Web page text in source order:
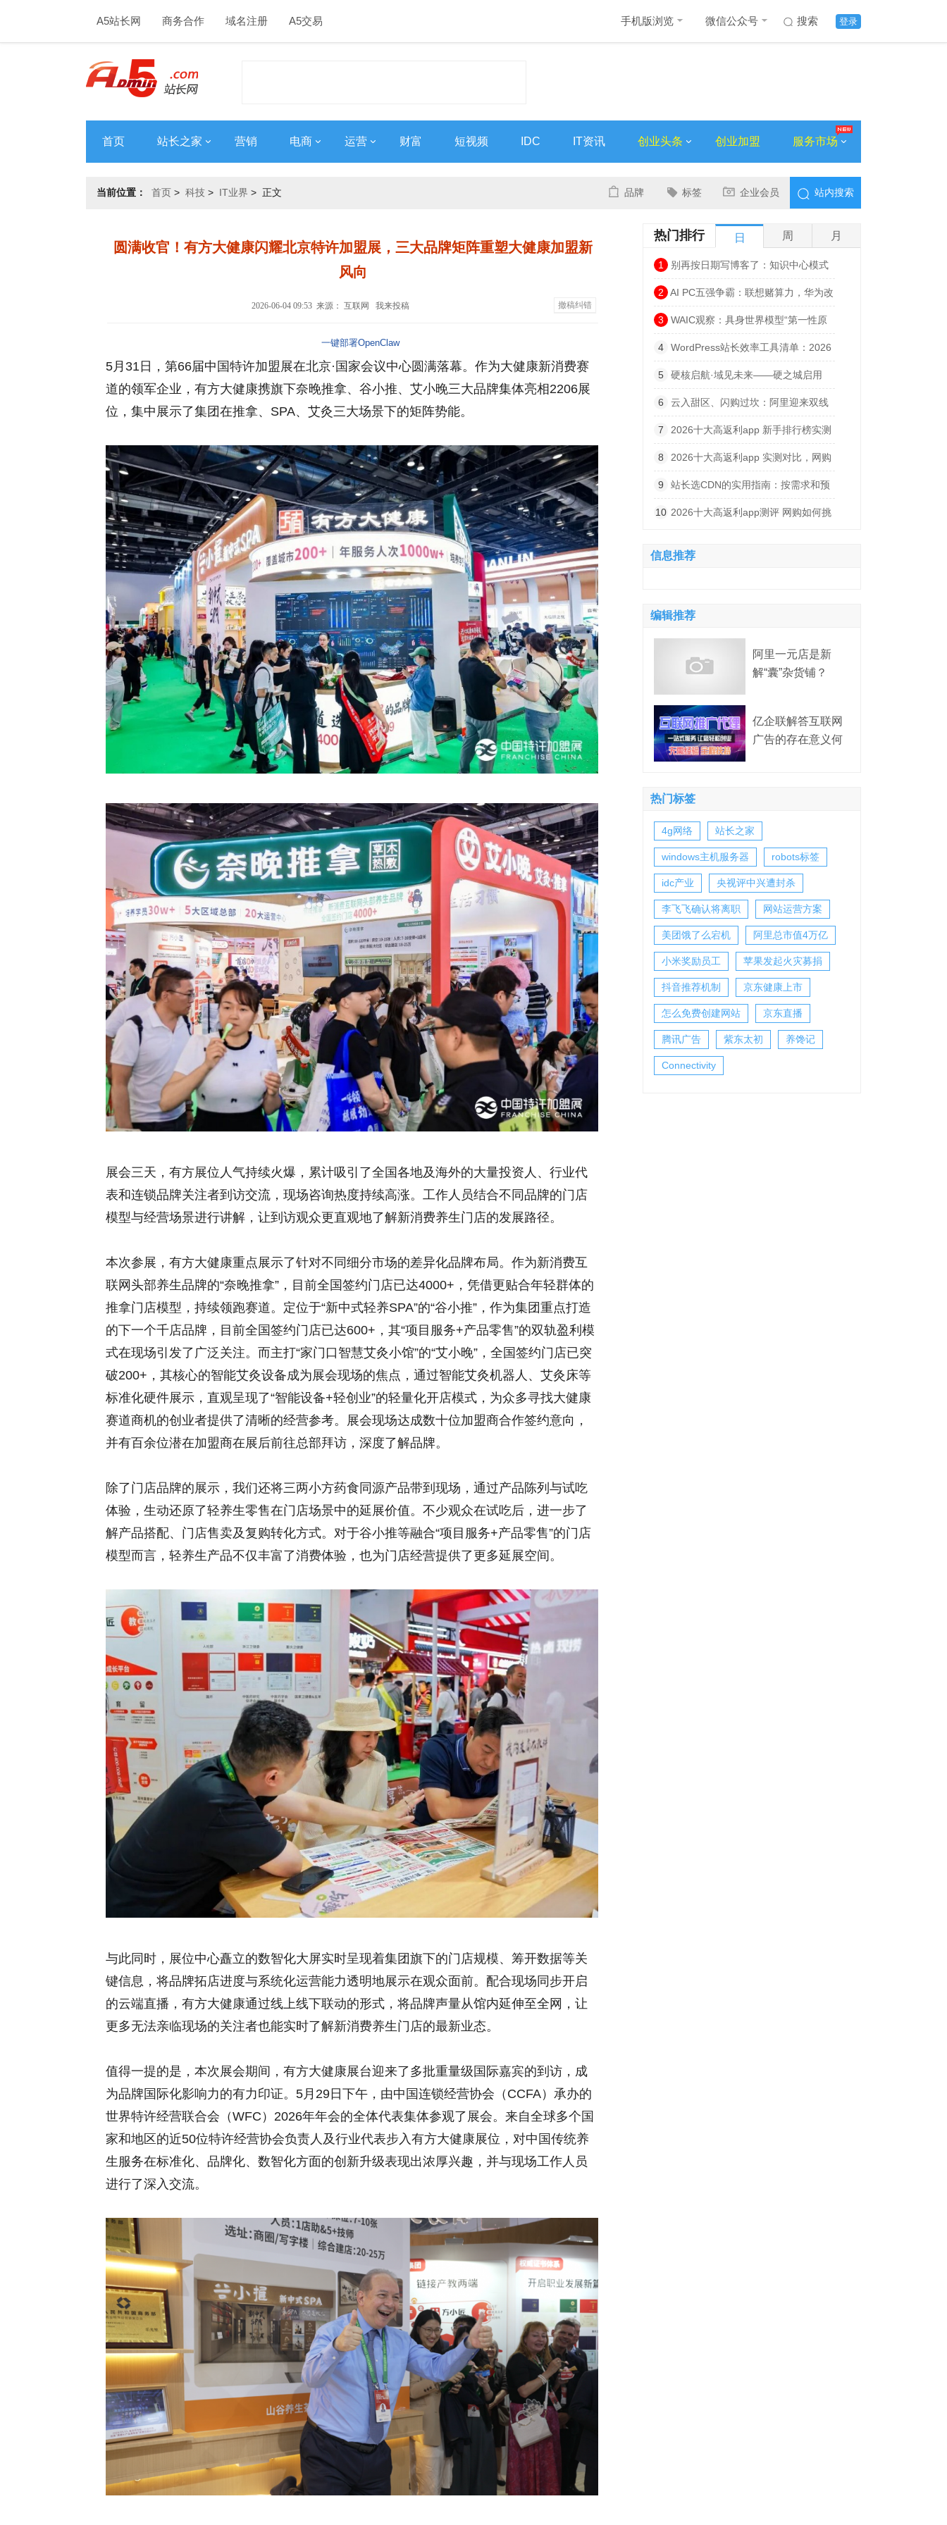
A5站长网 商务合作 域名注册 A5交易 登录
搜索
手机版浏览 微信公众号
首页 站长之家 营销 电商 运营 财富 短视频 IDC IT资讯 创业头条 创业加盟 服务市场
当前位置： 首页 > 科技 > IT业界 > 正文 品牌 标签 企业会员 站内搜索
圆满收官！有方大健康闪耀北京特许加盟展，三大品牌矩阵重塑大健康加盟新
风向
2026-06-04 09:53 来源： 互联网 我来投稿 撤稿纠错
一键部署OpenClaw
5月31日，第66届中国特许加盟展在北京·国家会议中心圆满落幕。作为大健康新消费赛
道的领军企业，有方大健康携旗下奈晚推拿、谷小推、艾小晚三大品牌集体亮相2206展
位，集中展示了集团在推拿、SPA、艾灸三大场景下的矩阵势能。
展会三天，有方展位人气持续火爆，累计吸引了全国各地及海外的大量投资人、行业代
表和连锁品牌关注者到访交流，现场咨询热度持续高涨。工作人员结合不同品牌的门店
模型与经营场景进行讲解，让到访观众更直观地了解新消费养生门店的发展路径。
本次参展，有方大健康重点展示了针对不同细分市场的差异化品牌布局。作为新消费互
联网头部养生品牌的“奈晚推拿”，目前全国签约门店已达4000+，凭借更贴合年轻群体的
推拿门店模型，持续领跑赛道。定位于“新中式轻养SPA”的“谷小推”，作为集团重点打造
的下一个千店品牌，目前全国签约门店已达600+，其“项目服务+产品零售”的双轨盈利模
式在现场引发了广泛关注。而主打“家门口智慧艾灸小馆”的“艾小晚”，全国签约门店已突
破200+，其核心的智能艾灸设备成为展会现场的焦点，通过智能艾灸机器人、艾灸床等
标准化硬件展示，直观呈现了“智能设备+轻创业”的轻量化开店模式，为众多寻找大健康
赛道商机的创业者提供了清晰的经营参考。展会现场达成数十位加盟商合作签约意向，
并有百余位潜在加盟商在展后前往总部拜访，深度了解品牌。
除了门店品牌的展示，我们还将三两小方药食同源产品带到现场，通过产品陈列与试吃
体验，生动还原了轻养生零售在门店场景中的延展价值。不少观众在试吃后，进一步了
解产品搭配、门店售卖及复购转化方式。对于谷小推等融合“项目服务+产品零售”的门店
模型而言，轻养生产品不仅丰富了消费体验，也为门店经营提供了更多延展空间。
与此同时，展位中心矗立的数智化大屏实时呈现着集团旗下的门店规模、筹开数据等关
键信息，将品牌拓店进度与系统化运营能力透明地展示在观众面前。配合现场同步开启
的云端直播，有方大健康通过线上线下联动的形式，将品牌声量从馆内延伸至全网，让
更多无法亲临现场的关注者也能实时了解新消费养生门店的最新业态。
值得一提的是，本次展会期间，有方大健康展台迎来了多批重量级国际嘉宾的到访，成
为品牌国际化影响力的有力印证。5月29日下午，由中国连锁经营协会（CCFA）承办的
世界特许经营联合会（WFC）2026年年会的全体代表集体参观了展会。来自全球多个国
家和地区的近50位特许经营协会负责人及行业代表步入有方大健康展位，对中国传统养
生服务在标准化、品牌化、数智化方面的创新升级表现出浓厚兴趣，并与现场工作人员
进行了深入交流。
热门排行 日 周 月
1 别再按日期写博客了：知识中心模式
让网站流量翻倍的思路
2 AI PC五强争霸：联想赌算力，华为改
规则，荣耀卷价格
3 WAIC观察：具身世界模型“第一性原
理”，让行业跳出逼真度内卷？
4 WordPress站长效率工具清单：2026
年值得装的12个插件
5 硬核启航·域见未来——硬之城启用
YZCX. com，加速迈向物理AI智造引擎
6 云入甜区、闪购过坎：阿里迎来双线
价值拐点
7 2026十大高返利app 新手排行榜实测
分析，网购省钱干货分享
8 2026十大高返利app 实测对比，网购
省钱不踩坑指南
9 站长选CDN的实用指南：按需求和预
算来
10 2026十大高返利app测评 网购如何挑
信息推荐
编辑推荐
阿里一元店是新
解“囊”杂货铺？
亿企联解答互联网
广告的存在意义何
热门标签
4g网络 站长之家
windows主机服务器 robots标签
idc产业 央视评中兴遭封杀
李飞飞确认将离职 网站运营方案
美团饿了么宕机 阿里总市值4万亿
小米奖励员工 苹果发起火灾募捐
抖音推荐机制 京东健康上市
怎么免费创建网站 京东直播
腾讯广告 紫东太初 养馋记
Connectivity